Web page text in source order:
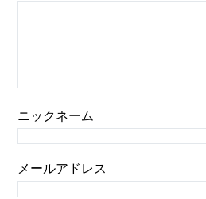
ニックネーム
メールアドレス